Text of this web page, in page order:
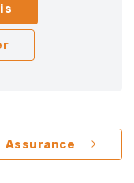
Assurance